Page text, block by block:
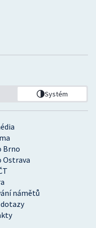
Brno
Ostrava
námětů
Systém